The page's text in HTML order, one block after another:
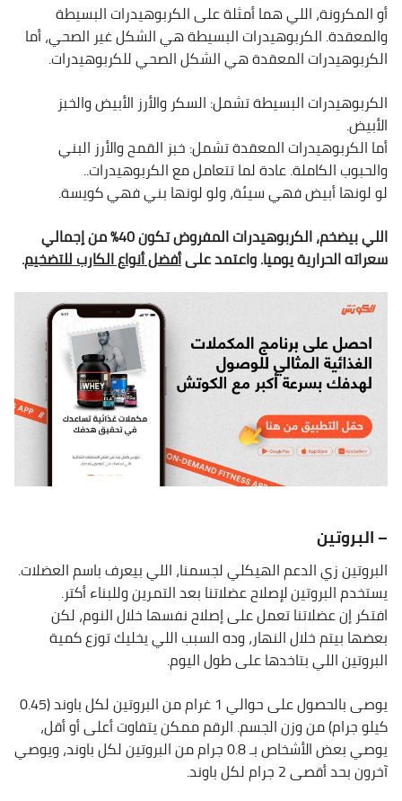
أو المكرونة، اللي هما أمثلة على الكربوهيدرات البسيطة
والمعقدة. الكربوهيدرات البسيطة هي الشكل غير الصحي، أما
الكربوهيدرات المعقدة هي الشكل الصحي للكربوهيدرات.
الكربوهيدرات البسيطة تشمل: السكر والأرز الأبيض والخبز
الأبيض.
أما الكربوهيدرات المعقدة تشمل: خبز القمح والأرز البني
والحبوب الكاملة. عادة لما تتعامل مع الكربوهيدرات..
لو لونها أبيض فهي سيئة، ولو لونها بني فهي كويسة.
اللي بيضخم، الكربوهيدرات المفروض تكون 40% من إجمالي
سعراته الحرارية يوميا. واعتمد علىأفضل أنواع الكارب للتضخيم.
– البروتين
البروتين زي الدعم الهيكلي لجسمنا، اللي بيعرف باسم العضلات.
يستخدم البروتين لإصلاح عضلاتنا بعد التمرين وللبناء أكتر.
افتكر إن عضلاتنا تعمل على إصلاح نفسها خلال النوم، لكن
بعضها بيتم خلال النهار، وده السبب اللي يخليك توزع كمية
البروتين اللي بتاخدها على طول اليوم.
يوصى بالحصول على حوالي 1 غرام من البروتين لكل باوند (0.45
كيلو جرام) من وزن الجسم. الرقم ممكن يتفاوت أعلى أو أقل،
يوصي بعض الأشخاص بـ 0.8 جرام من البروتين لكل باوند، ويوصي
آخرون بحد أقصى 2 جرام لكل باوند.